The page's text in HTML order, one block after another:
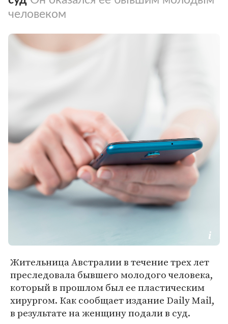
человеком
Жительница Австралии в течение трех лет
преследовала бывшего молодого человека,
который в прошлом был ее пластическим
хирургом. Как сообщает издание Daily Mail,
в результате на женщину подали в суд.